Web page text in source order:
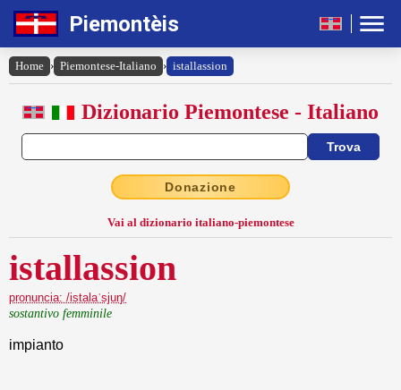
Piemontèis
Home › Piemontese-Italiano › istallassion
Dizionario Piemontese - Italiano
Donazione
Vai al dizionario italiano-piemontese
istallassion
pronuncia: /istalaˈsjuŋ/
sostantivo femminile
impianto